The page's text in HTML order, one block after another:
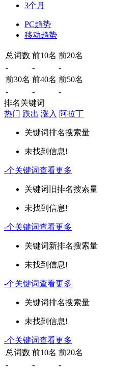
3个月
PC趋势
移动趋势
总词数 前10名 前20名
-
-
-
前30名 前40名 前50名
-
-
-
排名关键词
热门 跌出 涨入 阿拉丁
关键词排名搜索量
未找到信息!
-个关键词查看更多
关键词 旧排名搜索量
未找到信息!
-个关键词查看更多
关键词新排名搜索量
未找到信息!
-个关键词查看更多
关键词排名搜索量
未找到信息!
-个关键词查看更多
总词数 前10名 前20名
-
-
-